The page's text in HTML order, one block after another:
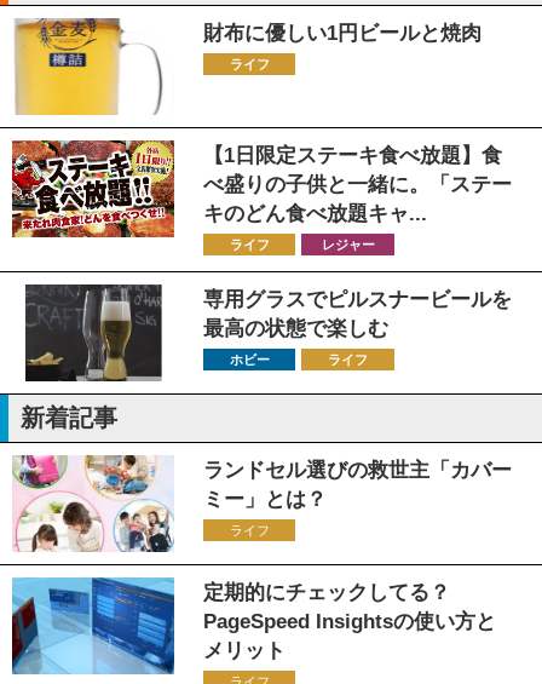
財布に優しい1円ビールと焼肉
ライフ
【1日限定ステーキ食べ放題】食
べ盛りの子供と一緒に。「ステー
キのどん食べ放題キャ...
ライフ レジャー
専用グラスでピルスナービールを
最高の状態で楽しむ
ホビー ライフ
新着記事
ランドセル選びの救世主「カバー
ミー」とは？
ライフ
定期的にチェックしてる？
PageSpeed Insightsの使い方と
メリット